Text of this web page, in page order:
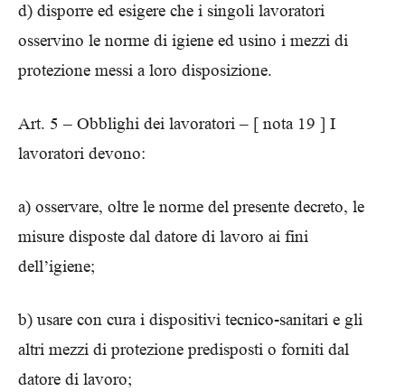
d) disporre ed esigere che i singoli lavoratori
osservino le norme di igiene ed usino i mezzi di
protezione messi a loro disposizione.
Art. 5 – Obblighi dei lavoratori – [ nota 19 ] I
lavoratori devono:
a) osservare, oltre le norme del presente decreto, le
misure disposte dal datore di lavoro ai fini
dell’igiene;
b) usare con cura i dispositivi tecnico-sanitari e gli
altri mezzi di protezione predisposti o forniti dal
datore di lavoro;